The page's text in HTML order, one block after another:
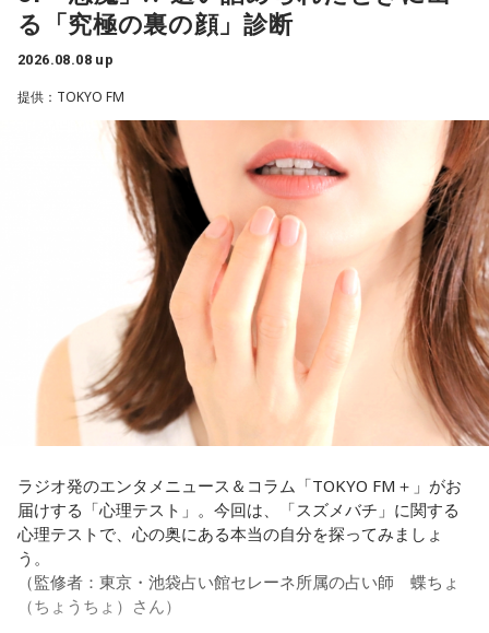
つまり、ベンチから何か言っても（すぐに戦術を）変えられ
るほど簡単なスポーツではないんです。なぜならば、相手が
それに対してまた変化をしてくるから。だから“個”の力を高め
て、時間をつくれる選手が重要になってくるということです
◆世界で戦うために必要な“個”の力
藤木：今回、日本代表はケガ人が続出しましたが、それでも
あの戦いができたというのは、選手層も相当厚くなったとい
うことでしょうか？
福田：そうですね。選手層は厚くなっているし、森保監督の
「誰が出ても同じような戦いができる準備をしてきた」とい
う言葉がその通りであることを、グループステージで証明で
きていたと思います。でも、そこから上に行くためには、や
っぱり“個の力”が必要だったかなと感じています。
世界で見ても、日本だけでなく主力の選手がケガする国は
多々あって、それでも勝ち上がっていく力が必要なのがW杯
なんです。そういう意味では、確かに選手層は厚くなったけ
れども、さらに“個”の力を高めながら、選手層をもっと厚くし
なきゃいけない。ベスト16・ベスト8に進む国と比べたとき
に、そこまでの選手層だったのかというと、まだまだ厚くし
ていかないとダメなのではないか、ということなんだと思い
と暴露します。
有吉自身は、今では後輩から挨拶されないことがまったくな
いため分からないと前置きしつつ、「ぐりんぴーすがそう言
っていたから……その辺はどう？ 風紀が乱れているかどうか」
と質問します。
これに対して、カミムラは「ぐりんぴーすさんが言っている
のは、1～2年目の芸人の子たちだと思うんですけど……たぶ
ん、その子たちは本当に挨拶していないと思います」と苦笑
い。有吉が「なんでなの？」と尋ねると、カミムラは「こん
なことを言うのもあれですけど、（ぐりんぴーすさんが）ど
ういう先輩か分かっていないんだと思います」と正直に語り
ます。
それを受け、有吉は「でもさ、この世界に入ったら俺だって
（若手の頃は）誰か分からない人にも一応挨拶するじゃな
い？ 何があるか分からないからさ」と持論を語ります。その
間は時代的に増えていますね」とリアルな実情を明かしま
す。
また、有吉は「吉本（興業）は縦がちゃんとしているじゃ
ん。それは養成所でもそういう教えがあるんだろうし、先輩
からも受け継がれるからだと思うんだよね」と他事務所と比
る「究極の裏の顔」診断
2026.08.08 up
提供：TOKYO FM
ラジオ発のエンタメニュース＆コラム「TOKYO FM＋」がお
届けする「心理テスト」。今回は、「スズメバチ」に関する
心理テストで、心の奥にある本当の自分を探ってみましょ
う。
（監修者：東京・池袋占い館セレーネ所属の占い師 蝶ちょ
（ちょうちょ）さん）